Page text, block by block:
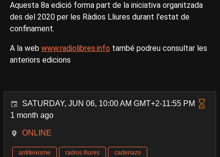
Aquesta 8a edició forma part de la iniciativa organitzada
des del 2020 per les Ràdios Lliures durant l'estat de
confinament.
A la web www.radiolibres.info també podreu consultar les
anteriors edicions
SATURDAY, JUN 06, 10:00 AM GMT+2-11:55 PM
1 month ago
ONLINE
antifeixisme radios lliures cadenazo